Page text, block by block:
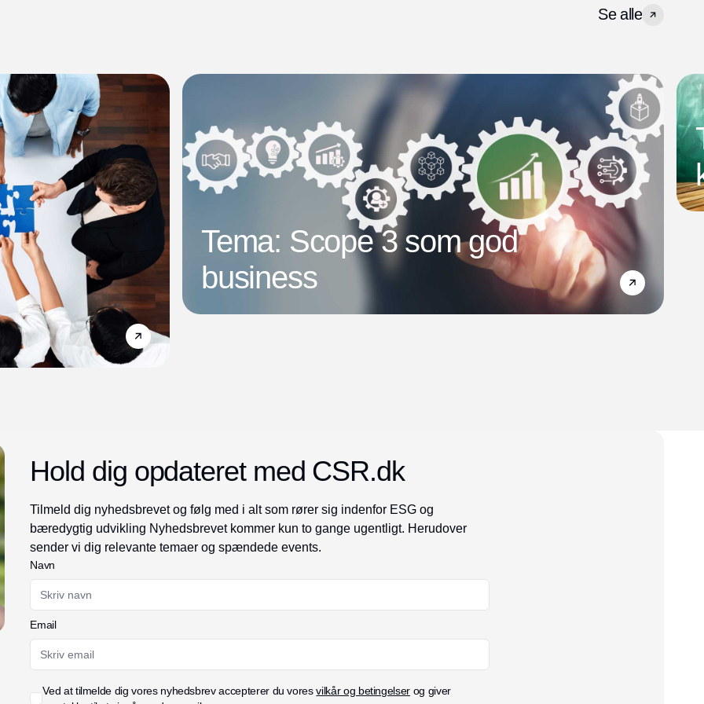
Se alle
Tema: Scope 3 som god
business
Hold dig opdateret med CSR.dk
Tilmeld dig nyhedsbrevet og følg med i alt som rører sig indenfor ESG og
bæredygtig udvikling Nyhedsbrevet kommer kun to gange ugentligt. Herudover
sender vi dig relevante temaer og spændede events.
Navn
Email
Ved at tilmelde dig vores nyhedsbrev accepterer du voresvilkår og betingelser og giver